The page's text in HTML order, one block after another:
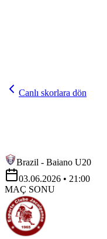
Canlı skorlara dön
Brazil - Baiano U20
03.06.2026 • 21:00
MAÇ SONU